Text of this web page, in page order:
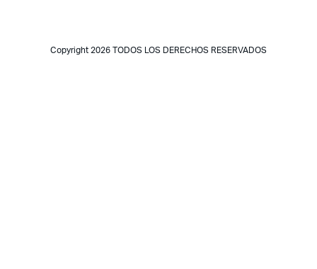
Copyright 2026 TODOS LOS DERECHOS RESERVADOS